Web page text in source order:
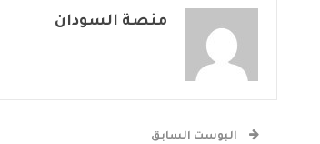
منصة السودان
البوست السابق